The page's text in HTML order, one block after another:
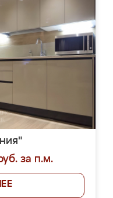
за п.м.